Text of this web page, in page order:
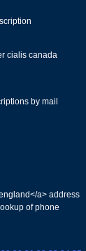
cialis canada
by mail
a> address
of phone